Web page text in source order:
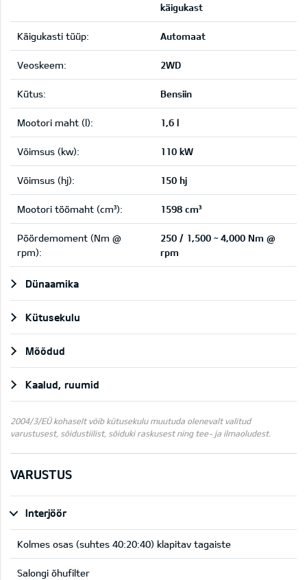
käigukast
Käigukasti tüüp: Automaat
Veoskeem: 2WD
Kütus: Bensiin
Mootori maht (l): 1,6 l
Võimsus (kw): 110 kW
Võimsus (hj): 150 hj
Mootori töömaht (cm³): 1598 cm³
Pöördemoment (Nm @
rpm):
250 / 1,500 ~ 4,000 Nm @
rpm
Dünaamika
Kütusekulu
Mõõdud
Kaalud, ruumid
2004/3/EÜ kohaselt võib kütusekulu muutuda olenevalt valitud
varustusest, sõidustiilist, sõiduki raskusest ning tee- ja ilmaoludest.
VARUSTUS
Interjöör
Kolmes osas (suhtes 40:20:40) klapitav tagaiste
Salongi õhufilter